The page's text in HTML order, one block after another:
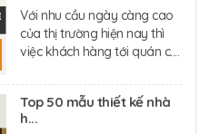
Với nhu cầu ngày càng cao
của thị trường hiện nay thì
việc khách hàng tới quán c....
Top 50 mẫu thiết kế nhà
h...